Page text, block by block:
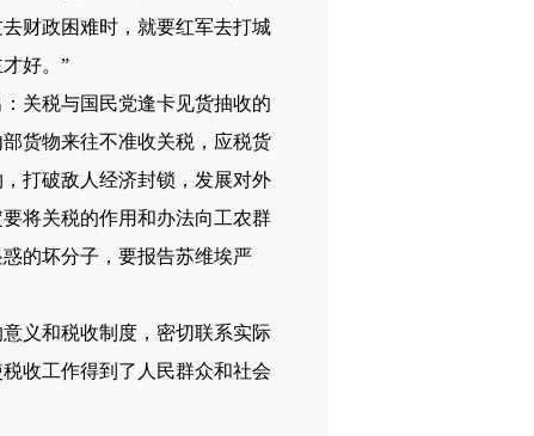
财政困难时，就要红军去打城
好。”
关税与国民党逢卡见货抽收的
货物来往不准收关税，应税货
打破敌人经济封锁，发展对外
将关税的作用和办法向工农群
的坏分子，要报告苏维埃严
义和税收制度，密切联系实际
收工作得到了人民群众和社会